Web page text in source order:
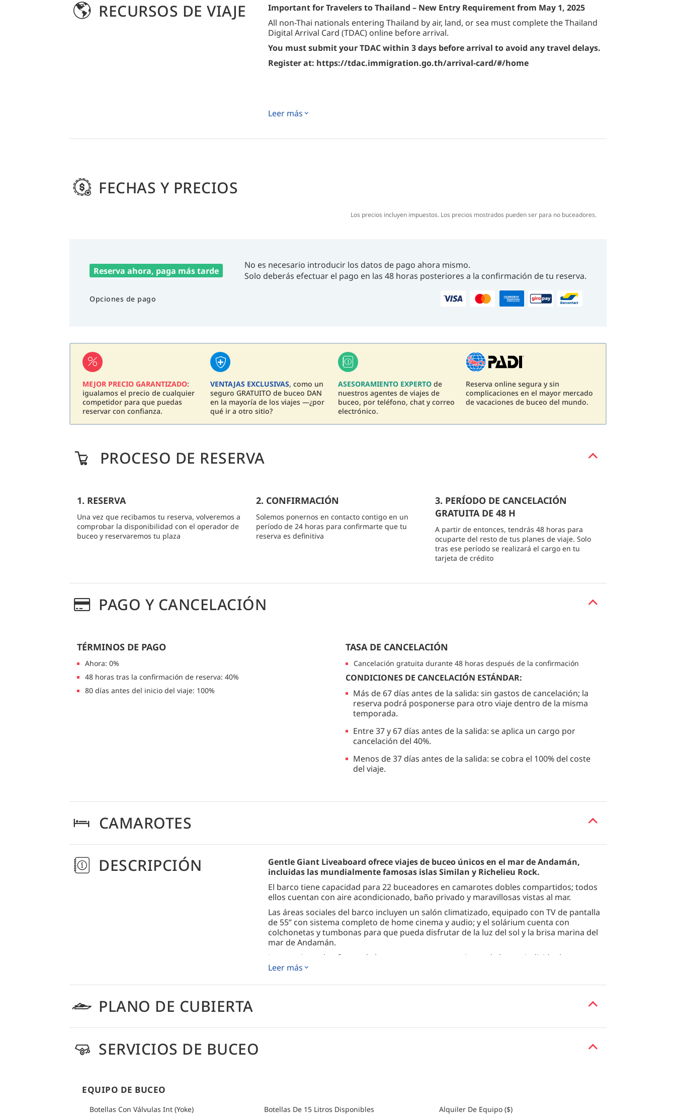
RECURSOS DE VIAJE
Important for Travelers to Thailand – New Entry Requirement from May 1, 2025
All non-Thai nationals entering Thailand by air, land, or sea must complete the Thailand
Digital Arrival Card (TDAC) online before arrival.
You must submit your TDAC within 3 days before arrival to avoid any travel delays.
Register at: https://tdac.immigration.go.th/arrival-card/#/home
Leer más
FECHAS Y PRECIOS
Los precios incluyen impuestos. Los precios mostrados pueden ser para no buceadores.
Reserva ahora, paga más tarde
No es necesario introducir los datos de pago ahora mismo.
Solo deberás efectuar el pago en las 48 horas posteriores a la confirmación de tu reserva.
Opciones de pago
MEJOR PRECIO GARANTIZADO:
igualamos el precio de cualquier
competidor para que puedas
reservar con confianza.
VENTAJAS EXCLUSIVAS, como un
seguro GRATUITO de buceo DAN
en la mayoría de los viajes —¿por
qué ir a otro sitio?
ASESORAMIENTO EXPERTO de
nuestros agentes de viajes de
buceo, por teléfono, chat y correo
electrónico.
Reserva online segura y sin
complicaciones en el mayor mercado
de vacaciones de buceo del mundo.
PROCESO DE RESERVA
1. RESERVA
Una vez que recibamos tu reserva, volveremos a
comprobar la disponibilidad con el operador de
buceo y reservaremos tu plaza
2. CONFIRMACIÓN
Solemos ponernos en contacto contigo en un
período de 24 horas para confirmarte que tu
reserva es definitiva
3. PERÍODO DE CANCELACIÓN
GRATUITA DE 48 H
A partir de entonces, tendrás 48 horas para
ocuparte del resto de tus planes de viaje. Solo
tras ese período se realizará el cargo en tu
tarjeta de crédito
PAGO Y CANCELACIÓN
TÉRMINOS DE PAGO
Ahora: 0%
48 horas tras la confirmación de reserva: 40%
80 días antes del inicio del viaje: 100%
TASA DE CANCELACIÓN
Cancelación gratuita durante 48 horas después de la confirmación
CONDICIONES DE CANCELACIÓN ESTÁNDAR:
Más de 67 días antes de la salida: sin gastos de cancelación; la
reserva podrá posponerse para otro viaje dentro de la misma
temporada.
Entre 37 y 67 días antes de la salida: se aplica un cargo por
cancelación del 40%.
Menos de 37 días antes de la salida: se cobra el 100% del coste
del viaje.
CAMAROTES
DESCRIPCIÓN
Gentle Giant Liveaboard ofrece viajes de buceo únicos en el mar de Andamán,
incluidas las mundialmente famosas islas Similan y Richelieu Rock.
El barco tiene capacidad para 22 buceadores en camarotes dobles compartidos; todos
ellos cuentan con aire acondicionado, baño privado y maravillosas vistas al mar.
Las áreas sociales del barco incluyen un salón climatizado, equipado con TV de pantalla
de 55” con sistema completo de home cinema y audio; y el solárium cuenta con
colchonetas y tumbonas para que pueda disfrutar de la luz del sol y la brisa marina del
mar de Andamán.
La espaciosa plataforma de buceo cuenta con estaciones de buceo individuales,
espacios de almacenamiento para equipos más pequeños y tanques de enjuague.
Todos los días se prepara deliciosa comida local y occidental recién hecha y se sirve
Leer más
PLANO DE CUBIERTA
SERVICIOS DE BUCEO
EQUIPO DE BUCEO
Botellas Con Válvulas Int (Yoke) Botellas De 15 Litros Disponibles Alquiler De Equipo ($)